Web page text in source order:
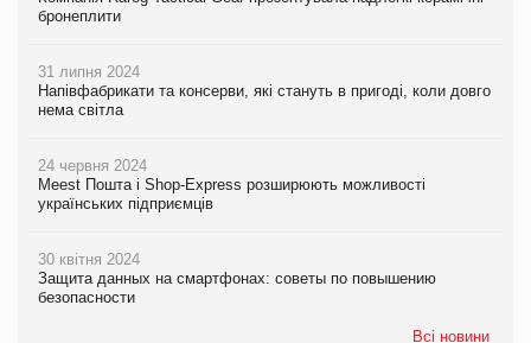
бронеплити
31 липня 2024
Напівфабрикати та консерви, які стануть в пригоді, коли довго
нема світла
24 червня 2024
Meest Пошта і Shop-Express розширюють можливості
українських підприємців
30 квітня 2024
Защита данных на смартфонах: советы по повышению
безопасности
Всі новини